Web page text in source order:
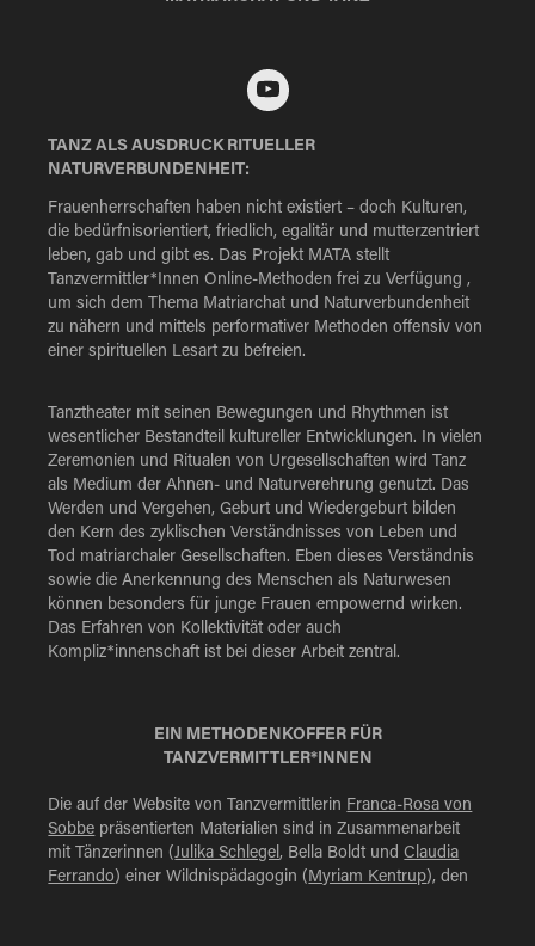
TANZ ALS AUSDRUCK RITUELLER
NATURVERBUNDENHEIT:
Frauenherrschaften haben nicht existiert – doch Kulturen,
die bedürfnisorientiert, friedlich, egalitär und mutterzentriert
leben, gab und gibt es. Das Projekt MATA stellt
Tanzvermittler*Innen Online-Methoden frei zu Verfügung ,
um sich dem Thema Matriarchat und Naturverbundenheit
zu nähern und mittels performativer Methoden offensiv von
einer spirituellen Lesart zu befreien.
Tanztheater mit seinen Bewegungen und Rhythmen ist
wesentlicher Bestandteil kultureller Entwicklungen. In vielen
Zeremonien und Ritualen von Urgesellschaften wird Tanz
als Medium der Ahnen- und Naturverehrung genutzt. Das
Werden und Vergehen, Geburt und Wiedergeburt bilden
den Kern des zyklischen Verständnisses von Leben und
Tod matriarchaler Gesellschaften. Eben dieses Verständnis
sowie die Anerkennung des Menschen als Naturwesen
können besonders für junge Frauen empowernd wirken.
Das Erfahren von Kollektivität oder auch
Kompliz*innenschaft ist bei dieser Arbeit zentral.
EIN METHODENKOFFER FÜR
TANZVERMITTLER*INNEN
Die auf der Website von Tanzvermittlerin Franca-Rosa von
Sobbe präsentierten Materialien sind in Zusammenarbeit
mit Tänzerinnen (Julika Schlegel, Bella Boldt undClaudia
Ferrando) einer Wildnispädagogin (Myriam Kentrup), den